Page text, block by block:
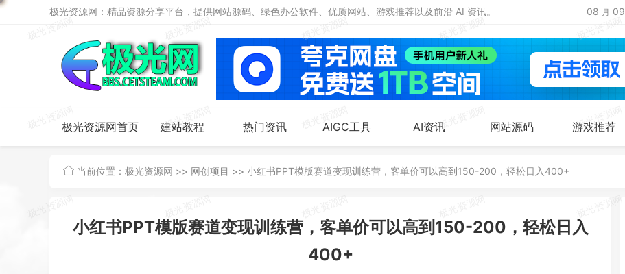
极光资源网：精品资源分享平台，提供网站源码、绿色办公软件、优质网站、游戏推荐以及前沿 AI 资讯。 08 月 09
极光资源网首页 建站教程 热门资讯 AIGC工具 AI资讯 网站源码 游戏推荐
当前位置： 极光资源网 >> 网创项目 >> 小红书PPT模版赛道变现训练营，客单价可以高到150-200，轻松日入400+
小红书PPT模版赛道变现训练营，客单价可以高到150-200，轻松日入
400+